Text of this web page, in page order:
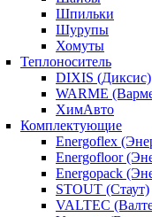
Шпильки
Шурупы
Хомуты
Теплоноситель
DIXIS (Диксис)
WARME
ХимАвто
Комплектующие
Energoflex
Energofloor
Energopack
STOUT (Стаут)
VALTEC